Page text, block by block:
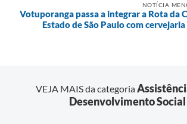
NOTÍCIA
Votuporanga passa a integrar a Rota da
Estado de São Paulo com
VEJA MAIS da categoria
Desenvolvimento Social